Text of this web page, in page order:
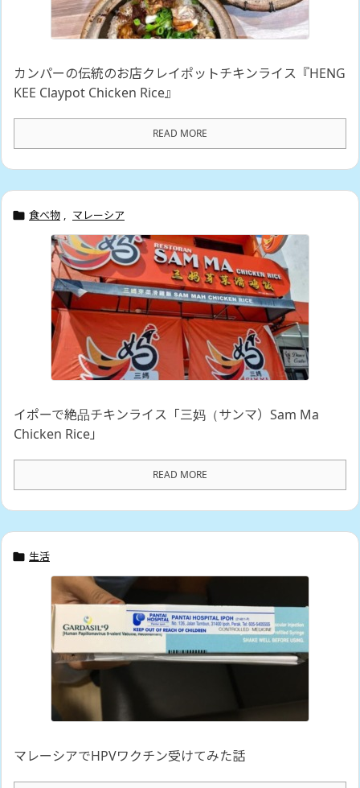
カンパーの伝統のお店クレイポットチキンライス『HENG
KEE Claypot Chicken Rice』
READ MORE
 食べ物 , マレーシア
イポーで絶品チキンライス「三妈（サンマ）Sam Ma
Chicken Rice」
READ MORE
 生活
マレーシアでHPVワクチン受けてみた話